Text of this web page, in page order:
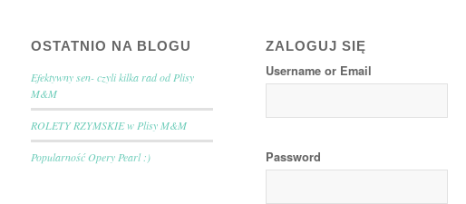
OSTATNIO NA BLOGU
Efektywny sen- czyli kilka rad od Plisy
M&M
ROLETY RZYMSKIE w Plisy M&M
Popularność Opery Pearl :)
ZALOGUJ SIĘ
Username or Email
Password